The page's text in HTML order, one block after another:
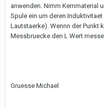
anwenden. Nimm Kernmaterial
Spule ein um deren
Lautstaerke). Wennn der Punkt
Messbruecke den L Wert
Gruesse Michael